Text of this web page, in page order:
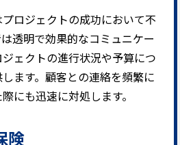
ロジェクトの成功において不
透明で効果的なコミュニケー
ェクトの進行状況や予算につ
ます。顧客との連絡を頻繁に
にも迅速に対処します。
険